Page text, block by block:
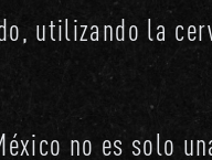
utilizando la
no es solo